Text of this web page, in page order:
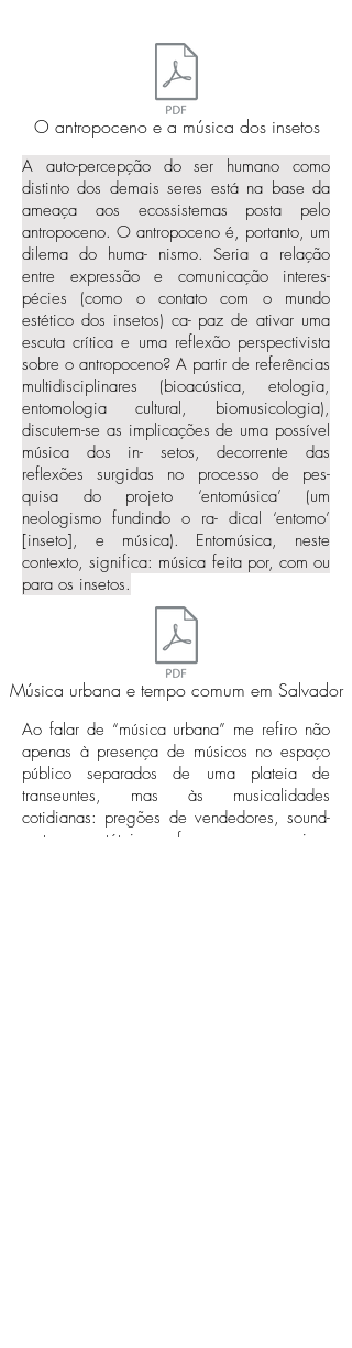
O antropoceno e a música dos insetos
A auto-percepção do ser humano como
distinto dos demais seres está na base da
ameaça aos ecossistemas posta pelo
antropoceno. O antropoceno é, portanto, um
dilema do huma- nismo. Seria a relação
entre expressão e comunicação interes-
pécies (como o contato com o mundo
estético dos insetos) ca- paz de ativar uma
escuta crítica e uma reflexão perspectivista
sobre o antropoceno? A partir de referências
multidisciplinares (bioacústica, etologia,
entomologia cultural, biomusicologia),
discutem-se as implicações de uma possível
música dos in- setos, decorrente das
reflexões surgidas no processo de pes-
quisa do projeto ‘entomúsica’ (um
neologismo fundindo o ra- dical ‘entomo’
[inseto], e música). Entomúsica, neste
contexto, significa: música feita por, com ou
para os insetos.
Música urbana e tempo comum em Salvador
Ao falar de “música urbana” me refiro não
apenas à presença de músicos no espaço
público separados de uma plateia de
transeuntes, mas às musicalidades
cotidianas: pregões de vendedores, sound-
systems portáteis, perfomances percussivas